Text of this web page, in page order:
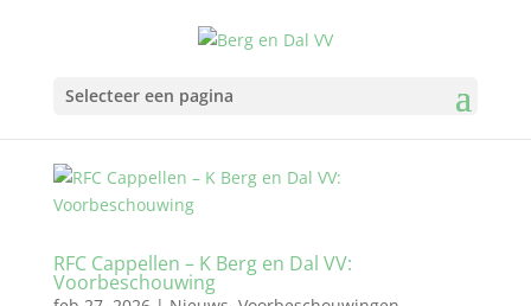
Selecteer een pagina
RFC Cappellen – K Berg en Dal VV:
Voorbeschouwing